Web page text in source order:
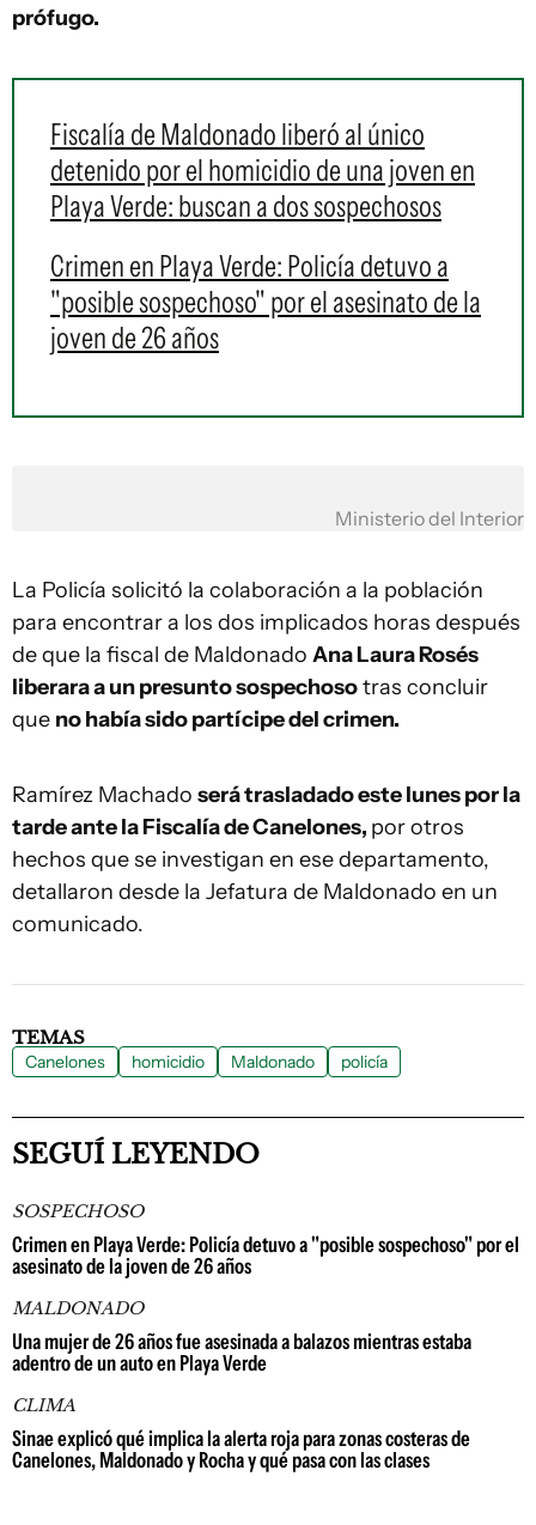
prófugo.
Fiscalía de Maldonado liberó al único
detenido por el homicidio de una joven en
Playa Verde: buscan a dos sospechosos
Crimen en Playa Verde: Policía detuvo a
"posible sospechoso" por el asesinato de la
joven de 26 años
Ministerio del Interior
La Policía solicitó la colaboración a la población
para encontrar a los dos implicados horas después
de que la fiscal de Maldonado Ana Laura Rosés
liberara a un presunto sospechosotras concluir
que no había sido partícipe del crimen.
Ramírez Machado será trasladado este lunes por la
tarde ante la Fiscalía de Canelones, por otros
hechos que se investigan en ese departamento,
detallaron desde la Jefatura de Maldonado en un
comunicado.
TEMAS
Canelones homicidio Maldonado policía
SEGUÍ LEYENDO
SOSPECHOSO
Crimen en Playa Verde: Policía detuvo a "posible sospechoso" por el
asesinato de la joven de 26 años
MALDONADO
Una mujer de 26 años fue asesinada a balazos mientras estaba
adentro de un auto en Playa Verde
CLIMA
Sinae explicó qué implica la alerta roja para zonas costeras de
Canelones, Maldonado y Rocha y qué pasa con las clases